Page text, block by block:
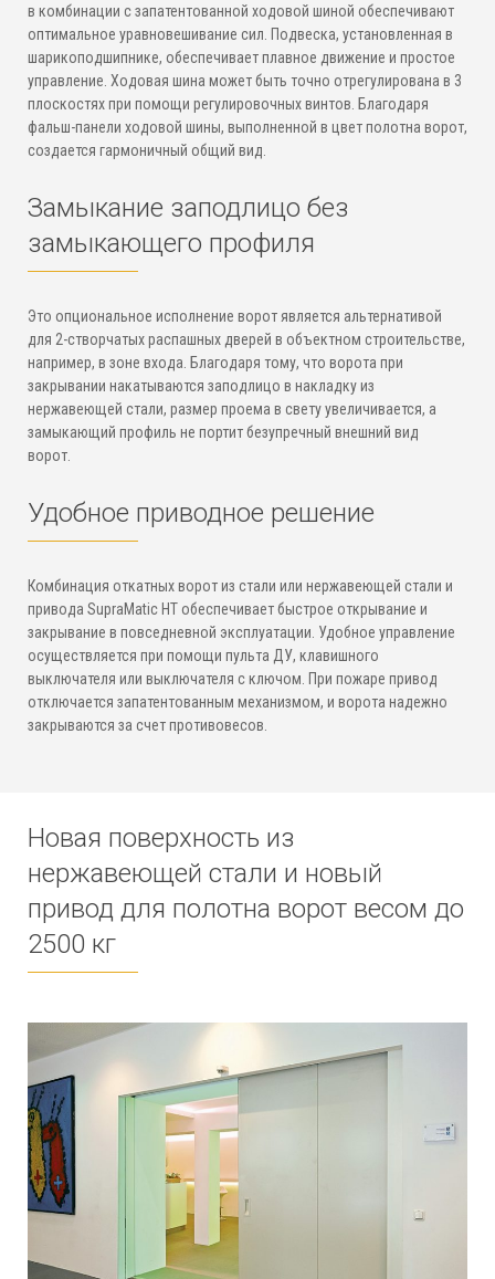
в комбинации с запатентованной ходовой шиной обеспечивают
оптимальное уравновешивание сил. Подвеска, установленная в
шарикоподшипнике, обеспечивает плавное движение и простое
управление. Ходовая шина может быть точно отрегулирована в 3
плоскостях при помощи регулировочных винтов. Благодаря
фальш-панели ходовой шины, выполненной в цвет полотна ворот,
создается гармоничный общий вид.
Замыкание заподлицо без
замыкающего профиля
Это опциональное исполнение ворот является альтернативой
для 2-створчатых распашных дверей в объектном строительстве,
например, в зоне входа. Благодаря тому, что ворота при
закрывании накатываются заподлицо в накладку из
нержавеющей стали, размер проема в свету увеличивается, а
замыкающий профиль не портит безупречный внешний вид
ворот.
Удобное приводное решение
Комбинация откатных ворот из стали или нержавеющей стали и
привода SupraMatic HT обеспечивает быстрое открывание и
закрывание в повседневной эксплуатации. Удобное управление
осуществляется при помощи пульта ДУ, клавишного
выключателя или выключателя с ключом. При пожаре привод
отключается запатентованным механизмом, и ворота надежно
закрываются за счет противовесов.
Новая поверхность из
нержавеющей стали и новый
привод для полотна ворот весом до
2500 кг